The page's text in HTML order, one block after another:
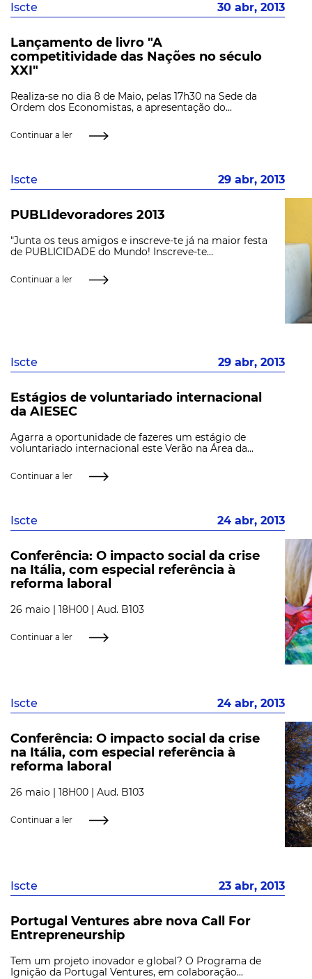
Iscte 30 abr, 2013
Lançamento de livro "A
competitividade das Nações no século
XXI"
Realiza-se no dia 8 de Maio, pelas 17h30 na Sede da
Ordem dos Economistas, a apresentação do...
Continuar a ler
Iscte 29 abr, 2013
PUBLIdevoradores 2013
"Junta os teus amigos e inscreve-te já na maior festa
de PUBLICIDADE do Mundo! Inscreve-te...
Continuar a ler
Iscte 29 abr, 2013
Estágios de voluntariado internacional
da AIESEC
Agarra a oportunidade de fazeres um estágio de
voluntariado internacional este Verão na Área da...
Continuar a ler
Iscte 24 abr, 2013
Conferência: O impacto social da crise
na Itália, com especial referência à
reforma laboral
26 maio | 18H00 | Aud. B103
Continuar a ler
Iscte 24 abr, 2013
Conferência: O impacto social da crise
na Itália, com especial referência à
reforma laboral
26 maio | 18H00 | Aud. B103
Continuar a ler
Iscte 23 abr, 2013
Portugal Ventures abre nova Call For
Entrepreneurship
Tem um projeto inovador e global? O Programa de
Ignição da Portugal Ventures, em colaboração...